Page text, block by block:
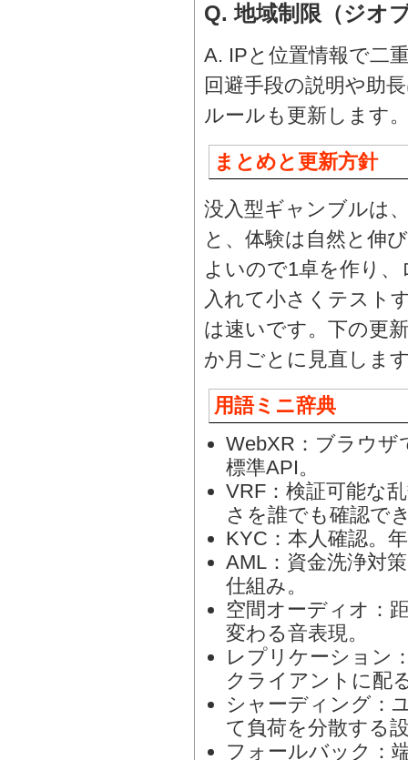
Q. 地域制限（ジオ
A. IPと位置情報で二
回避手段の説明や助
ルールも更新します
まとめと更新方針
没入型ギャンブルは
と、体験は自然と伸
よいので1卓を作り
入れて小さくテスト
は速いです。下の更
か月ごとに見直しま
用語ミニ辞典
WebXR：ブラウ
標準API。
VRF：検証可能な
さを誰でも確認で
KYC：本人確認。
AML：資金洗浄対
仕組み。
空間オーディオ：
変わる音表現。
レプリケーション
クライアントに配
シャーディング：
て負荷を分散する
フォールバック：